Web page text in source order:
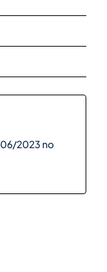
2023 no